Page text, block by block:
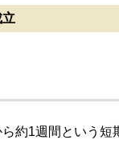
約1週間という